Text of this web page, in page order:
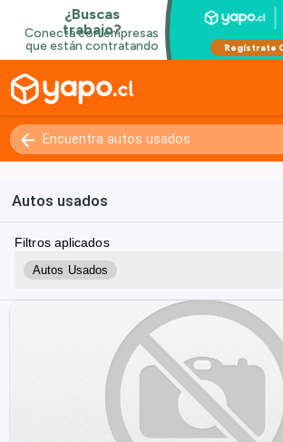
Autos usados
Filtros aplicados
Autos Usados